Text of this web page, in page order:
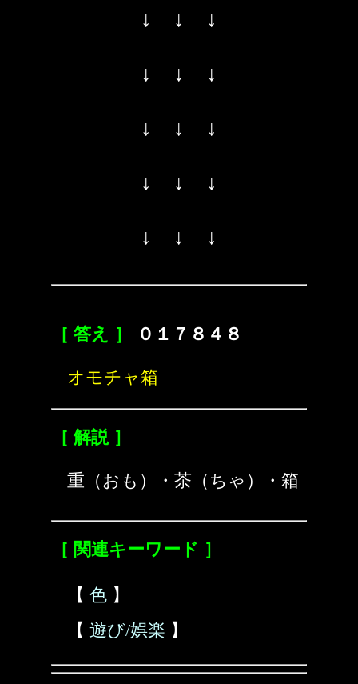
↓ ↓ ↓
↓ ↓ ↓
↓ ↓ ↓
↓ ↓ ↓
↓ ↓ ↓
［ 答え ］ ０１７８４８
オモチャ箱
［ 解説 ］
重（おも）・茶（ちゃ）・箱
［ 関連キーワード ］
【 色 】
【 遊び/娯楽 】